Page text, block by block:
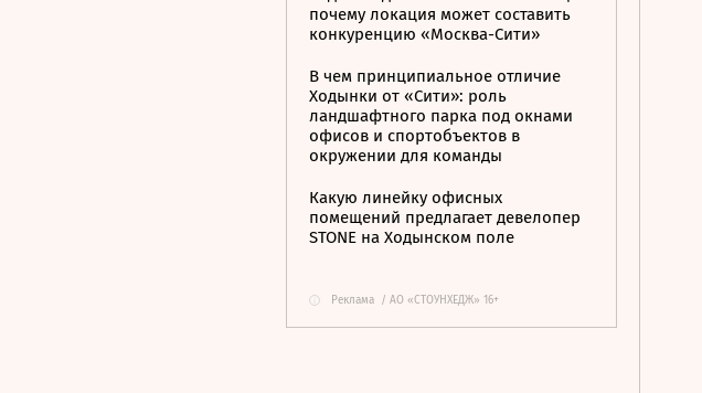
почему локация может составить
конкуренцию «Москва-Сити»
В чем принципиальное отличие
Ходынки от «Сити»: роль
ландшафтного парка под окнами
офисов и спортобъектов в
окружении для команды
Какую линейку офисных
помещений предлагает девелопер
STONE на Ходынском поле
Реклама / АО «СТОУНХЕДЖ» 16+